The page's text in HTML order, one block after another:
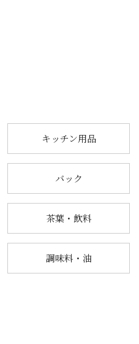
キッチン用品
バック
茶葉・飲料
調味料・油